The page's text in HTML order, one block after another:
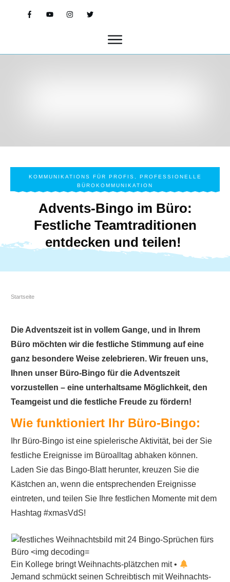
KOMMUNIKATIONS FÜR PROFIS
PROFESSIONELLE
BÜROKOMMUNIKATION
Advents-Bingo im Büro:
Festliche Teamtraditionen
entdecken und teilen!
Startseite
Die Adventszeit ist in vollem Gange, und in Ihrem
Büro möchten wir die festliche Stimmung auf eine
ganz besondere Weise zelebrieren. Wir freuen uns,
Ihnen unser Büro-Bingo für die Adventszeit
vorzustellen – eine unterhaltsame Möglichkeit, den
Teamgeist und die festliche Freude zu fördern!
Wie funktioniert Ihr Büro-Bingo:
Ihr Büro-Bingo ist eine spielerische Aktivität, bei der Sie
festliche Ereignisse im Büroalltag abhaken können.
Laden Sie das Bingo-Blatt herunter, kreuzen Sie die
Kästchen an, wenn die entsprechenden Ereignisse
eintreten, und teilen Sie Ihre festlichen Momente mit dem
Hashtag #xmasVdS!
Ein Kollege bringt Weihnachts-plätzchen mit •
Jemand schmückt seinen Schreibtisch mit Weihnachts-